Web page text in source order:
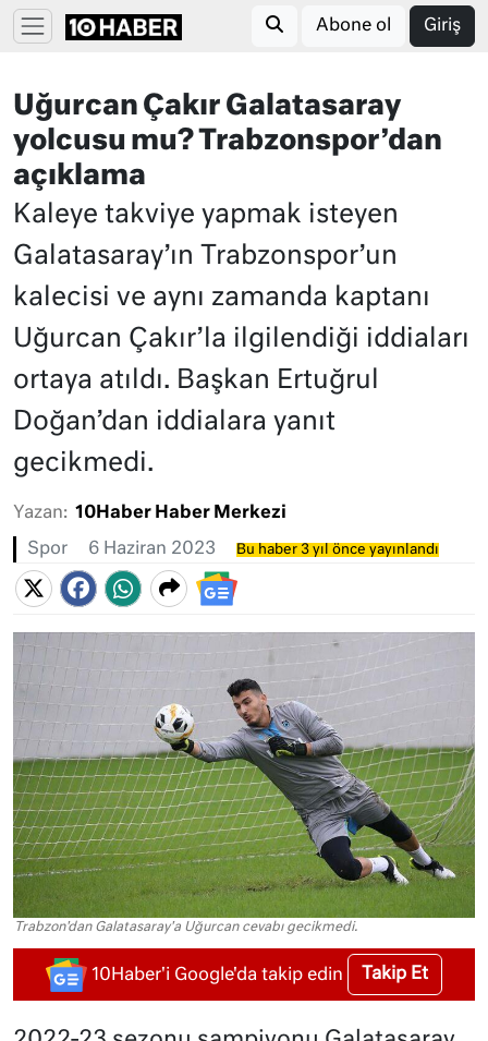
Abone ol Giriş
Uğurcan Çakır Galatasaray
yolcusu mu? Trabzonspor’dan
açıklama
Kaleye takviye yapmak isteyen
Galatasaray’ın Trabzonspor’un
kalecisi ve aynı zamanda kaptanı
Uğurcan Çakır’la ilgilendiği iddiaları
ortaya atıldı. Başkan Ertuğrul
Doğan’dan iddialara yanıt
gecikmedi.
Yazan: 10Haber Haber Merkezi
Spor 6 Haziran 2023 Bu haber 3 yıl önce yayınlandı
Trabzon'dan Galatasaray'a Uğurcan cevabı gecikmedi.
10Haber'i Google'da takip edin Takip Et